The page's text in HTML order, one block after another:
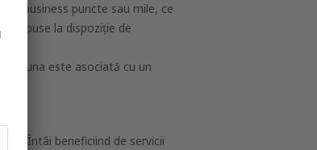
business puncte sau mile, ce
puse la dispoziție de
este asociată cu un
Întâi beneficiind de servicii